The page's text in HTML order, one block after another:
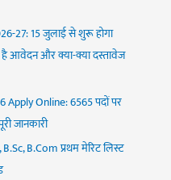
27: 15 जुलाई से शुरू होगा
आवेदन और क्या-क्या दस्तावेज
Online: 6565 पदों पर
जानकारी
B.Com प्रथम मेरिट लिस्ट